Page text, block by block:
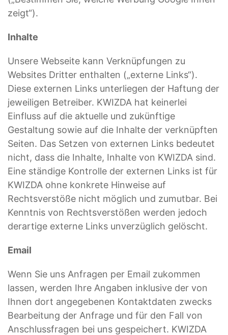
zeigt“).
Inhalte
Unsere Webseite kann Verknüpfungen zu
Websites Dritter enthalten („externe Links“).
Diese externen Links unterliegen der Haftung der
jeweiligen Betreiber. KWIZDA hat keinerlei
Einfluss auf die aktuelle und zukünftige
Gestaltung sowie auf die Inhalte der verknüpften
Seiten. Das Setzen von externen Links bedeutet
nicht, dass die Inhalte, Inhalte von KWIZDA sind.
Eine ständige Kontrolle der externen Links ist für
KWIZDA ohne konkrete Hinweise auf
Rechtsverstöße nicht möglich und zumutbar. Bei
Kenntnis von Rechtsverstößen werden jedoch
derartige externe Links unverzüglich gelöscht.
Email
Wenn Sie uns Anfragen per Email zukommen
lassen, werden Ihre Angaben inklusive der von
Ihnen dort angegebenen Kontaktdaten zwecks
Bearbeitung der Anfrage und für den Fall von
Anschlussfragen bei uns gespeichert. KWIZDA